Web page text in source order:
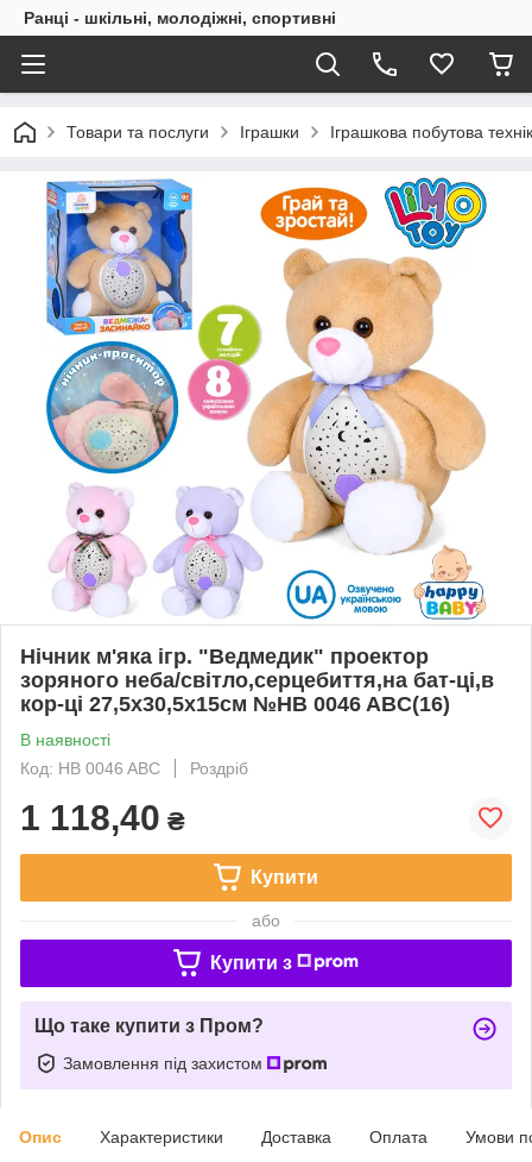
Ранці - шкільні, молодіжні, спортивні
Товари та послуги Іграшки Іграшкова побутова
Нічник м'яка ігр. "Ведмедик" проектор
зоряного неба/світло,серцебиття,на бат-ці,в
кор-ці 27,5х30,5х15см №HB 0046 ABC(16)
В наявності
Код: HB 0046 ABC
Роздріб
1 118,40 ₴
Купити
або
Купити з
Що таке купити з Пром?
Замовлення під захистом
Опис Характеристики Доставка Оплата Умови